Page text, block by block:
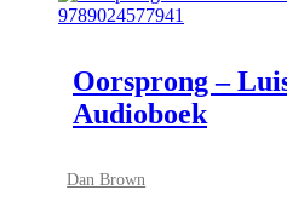
Oorsprong –
Audioboek
Dan Brown